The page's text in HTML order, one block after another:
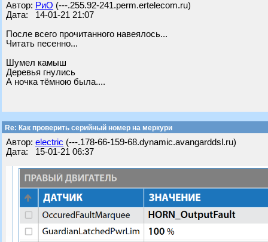
Автор: РиО (---.255.92-241.perm.ertelecom.ru)
Дата: 14-01-21 21:07
После всего прочитанного навеялось...
Читать песенно...
Шумел камыш
Деревья гнулись
А ночка тёмною была....
Re: Как проверить серийный номер на меркури
Автор: electric (---.178-66-159-68.dynamic.avangarddsl.ru)
Дата: 15-01-21 06:37